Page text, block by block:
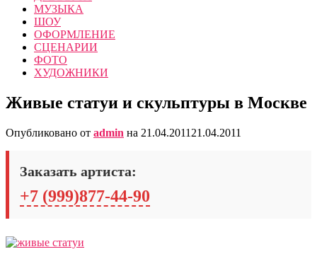
МУЗЫКА
ШОУ
ОФОРМЛЕНИЕ
СЦЕНАРИИ
ФОТО
ХУДОЖНИКИ
Живые статуи и скульптуры в Москве
Опубликовано от admin на 21.04.2011 21.04.2011
Заказать артиста:
+7 (999)877-44-90